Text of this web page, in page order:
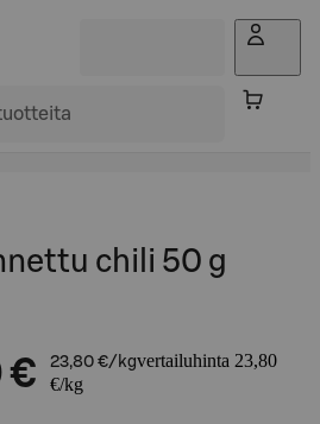
chili 50 g
€ 23,80 €/kgvertailuhinta 23,80
€/kg